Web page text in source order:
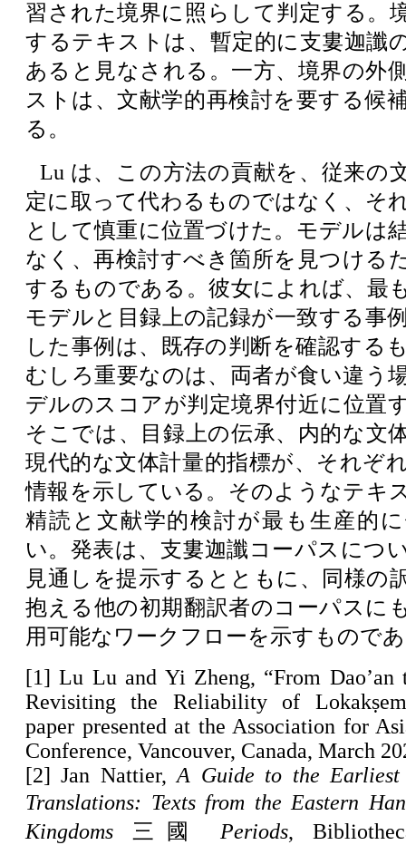
習された境界に照らして判定する。
するテキストは、暫定的に支婁迦讖
あると見なされる。一方、境界の外
ストは、文献学的再検討を要する候
る。
Lu は、この方法の貢献を、従来の
定に取って代わるものではなく、そ
として慎重に位置づけた。モデルは
なく、再検討すべき箇所を見つける
するものである。彼女によれば、最
モデルと目録上の記録が一致する事
した事例は、既存の判断を確認する
むしろ重要なのは、両者が食い違う
デルのスコアが判定境界付近に位置
そこでは、目録上の伝承、内的な文
現代的な文体計量的指標が、それぞ
情報を示している。そのようなテキ
精読と文献学的検討が最も生産的
い。発表は、支婁迦讖コーパスにつ
見通しを提示するとともに、同様の
抱える他の初期翻訳者のコーパスに
用可能なワークフローを示すもので
[1] Lu Lu and Yi Zheng, “From Dao’an
Revisiting the Reliability of
paper presented at the Association for
Conference, Vancouver, Canada, March
[2] Jan Nattier,A Guide to the Earliest
Translations: Texts from the Eastern Han
Kingdoms 三國 Periods,